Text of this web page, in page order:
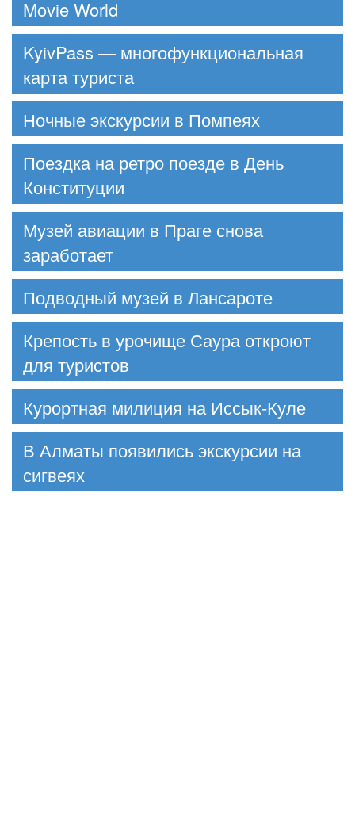
Movie World
KyivPass — многофункциональная
карта туриста
Ночные экскурсии в Помпеях
Поездка на ретро поезде в День
Конституции
Музей авиации в Праге снова
заработает
Подводный музей в Лансароте
Крепость в урочище Саура откроют
для туристов
Курортная милиция на Иссык-Куле
В Алматы появились экскурсии на
сигвеях